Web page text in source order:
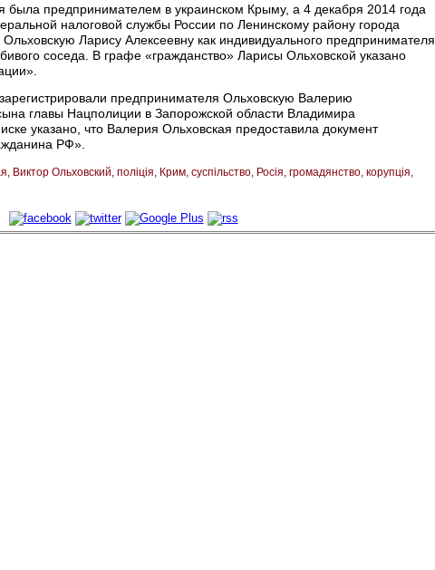
была предпринимателем в украинском Крыму, а 4 декабря 2014 года
налоговой службы России по Ленинскому району города
Ларису Алексеевну как индивидуального предпринимателя
соседа. В графе «гражданство» Ларисы Ольховской указано
предпринимателя Ольховскую Валерию
главы Нацполиции в Запорожской области Владимира
указано, что Валерия Ольховская предоставила документ
РФ».
Виктор Ольховский поліція Крим суспільство Росія громадянство корупція